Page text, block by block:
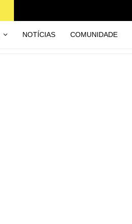
NOTÍCIAS COMUNIDADE